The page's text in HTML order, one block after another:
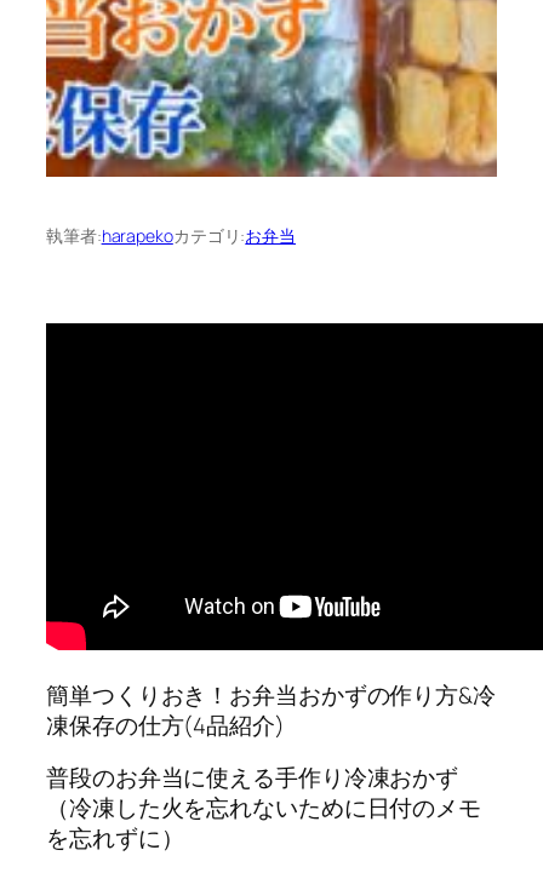
執筆者:harapekoカテゴリ:お弁当
簡単つくりおき！お弁当おかずの作り方&冷
凍保存の仕方(4品紹介)
普段のお弁当に使える手作り冷凍おかず
（冷凍した火を忘れないために日付のメモ
を忘れずに）